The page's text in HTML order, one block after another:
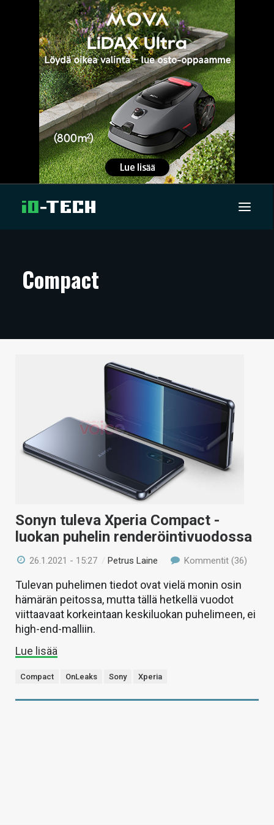
ARTIKKELIT
TECHBBS
VAIHDA TEEMA
Compact
Sonyn tuleva Xperia Compact -
luokan puhelin renderöintivuodossa
26.1.2021 - 15:27 /Petrus Laine Kommentit (36)
Tulevan puhelimen tiedot ovat vielä monin osin
hämärän peitossa, mutta tällä hetkellä vuodot
viittaavaat korkeintaan keskiluokan puhelimeen, ei
high-end-malliin.
Lue lisää
Compact OnLeaks Sony Xperia